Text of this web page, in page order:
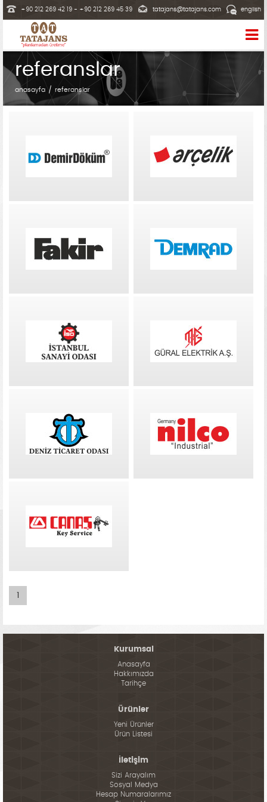
+90 212 269 42 19 - +90 212 269 45 39 tatajans@tatajans.com english
referanslar
anasayfa referanslar
Kurumsal
Anasayfa
Hakkımızda
Tarihçe
Ürünler
Yeni Ürünler
Ürün Listesi
İletişim
Sizi Arayalım
Sosyal Medya
Hesap Numaralarımız